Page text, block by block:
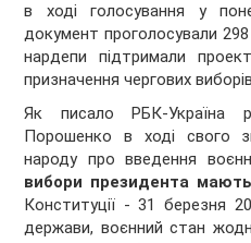
в ході голосування у
документ проголосували
нардепи підтримали
призначення чергових
Як писало РБК-Україна
Порошенко в ході свого
народу про введення
вибори президента
Конституції - 31 березня
держави, воєнний стан